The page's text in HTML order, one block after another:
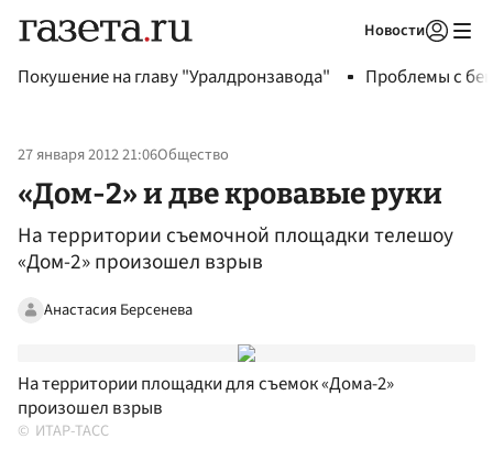
Новости
Покушение на главу "Уралдронзавода" Проблемы с
27 января 2012 21:06Общество
«Дом-2» и две кровавые руки
На территории съемочной площадки телешоу
«Дом-2» произошел взрыв
Анастасия Берсенева
На территории площадки для съемок «Дома-2»
произошел взрыв
ИТАР-ТАСС